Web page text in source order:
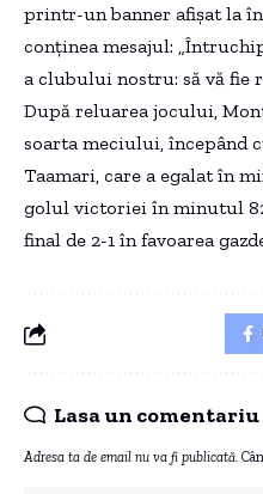
printr-un banner afișat la
conținea mesajul:
a clubului nostru: să vă fie
După reluarea jocului,
soarta meciului, începând
Taamari, care a egalat în
golul victoriei în minutul
final de 2-1 în favoarea
Lasa un comentariu
Adresa ta de email nu va fi publicată.